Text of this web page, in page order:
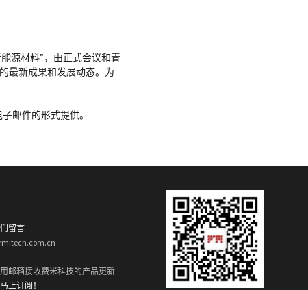
源材料”，由正式会议和青
最新成果和发展动态。为
邮件的形式提供。
留言
邮箱接收费米科技的产品更新
上订阅！